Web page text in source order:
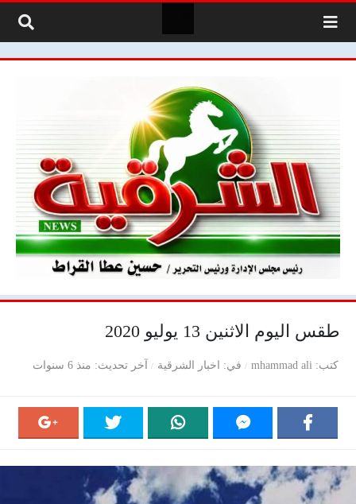
طقس اليوم الاثنين 13 يوليو 2020
كتب mhammad ali في اخبار الشرقية آخر تحديث منذ 6 سنوات